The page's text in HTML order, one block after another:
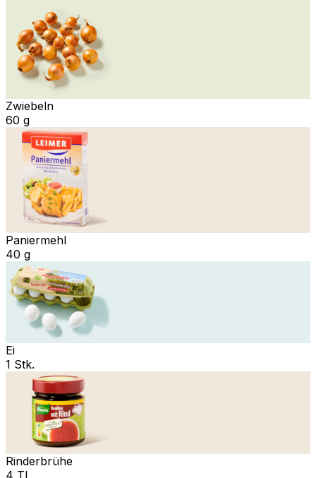
Zwiebeln
60 g
Paniermehl
40 g
Ei
1 Stk.
Rinderbrühe
4 TL